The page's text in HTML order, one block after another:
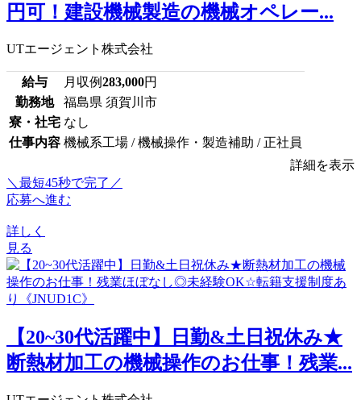
円可！建設機械製造の機械オペレー...
UTエージェント株式会社
給与 月収例283,000円
勤務地
福島県 須賀川市
寮・社宅 なし
仕事内容 機械系工場 / 機械操作・製造補助 / 正社員
詳細を表示
＼最短45秒で完了／
応募へ進む
詳しく
見る
【20~30代活躍中】日勤&土日祝休み★
断熱材加工の機械操作のお仕事！残業...